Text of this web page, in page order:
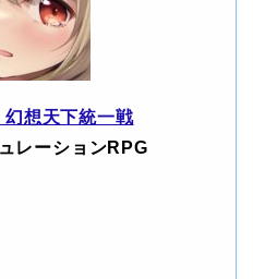
想天下統一戦
レーションRPG